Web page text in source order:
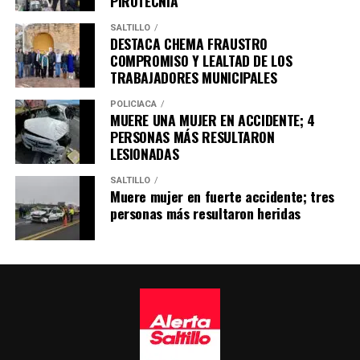
SALTILLO
DESTACA CHEMA FRAUSTRO
COMPROMISO Y LEALTAD DE LOS
TRABAJADORES MUNICIPALES
POLICÍACA
MUERE UNA MUJER EN ACCIDENTE; 4
PERSONAS MÁS RESULTARON
LESIONADAS
SALTILLO
Muere mujer en fuerte accidente; tres
personas más resultaron heridas